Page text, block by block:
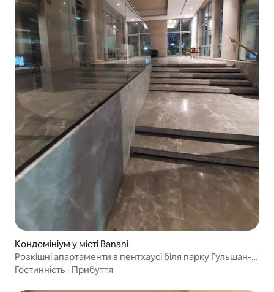
Кондомініум у місті Banani
Розкішні апартаменти в пентхаусі біля парку Гульшан-
Лейк
Гостинність · Прибуття